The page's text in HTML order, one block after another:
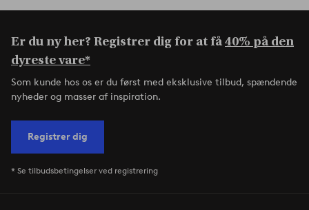
Er du ny her? Registrer dig for at få40% på den
dyreste vare*
Som kunde hos os er du først med eksklusive tilbud, spændende
nyheder og masser af inspiration.
Registrer dig
* Se tilbudsbetingelser ved registrering